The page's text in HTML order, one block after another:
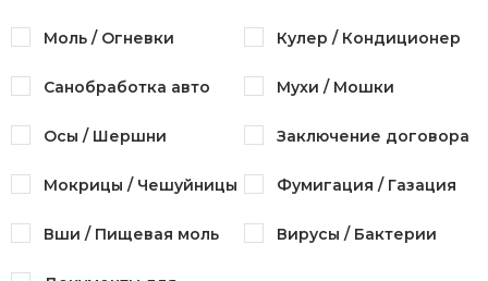
Моль / Огневки Кулер / Кондиционер
Санобработка авто Мухи / Мошки
Осы / Шершни Заключение договора
Мокрицы / Чешуйницы Фумигация / Газация
Вши / Пищевая моль Вирусы / Бактерии